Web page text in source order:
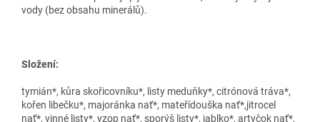
vody (bez obsahu minerálů).
Složení:
tymián*, kůra skořicovníku*, listy meduňky*, citrónová tráva*,
kořen libečku*, majoránka nať*, mateřídouška nať*,jitrocel
nať*, vinné listy*, yzop nať*, sporýš listy*, jablko*, artyčok nať*,